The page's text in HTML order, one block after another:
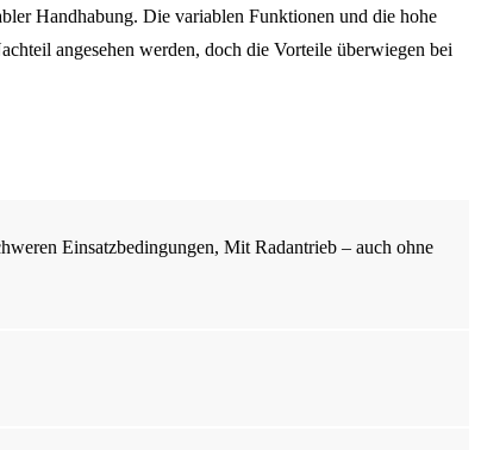
Handhabung. Die variablen Funktionen und die hohe
angesehen werden, doch die Vorteile überwiegen bei
Einsatzbedingungen, Mit Radantrieb – auch ohne